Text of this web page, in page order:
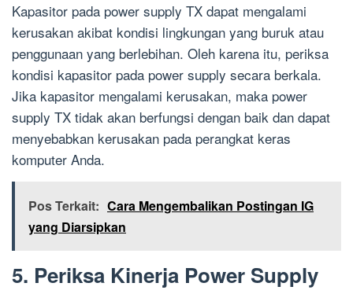
Kapasitor pada power supply TX dapat mengalami
kerusakan akibat kondisi lingkungan yang buruk atau
penggunaan yang berlebihan. Oleh karena itu, periksa
kondisi kapasitor pada power supply secara berkala.
Jika kapasitor mengalami kerusakan, maka power
supply TX tidak akan berfungsi dengan baik dan dapat
menyebabkan kerusakan pada perangkat keras
komputer Anda.
Pos Terkait: Cara Mengembalikan Postingan IG
yang Diarsipkan
5. Periksa Kinerja Power Supply